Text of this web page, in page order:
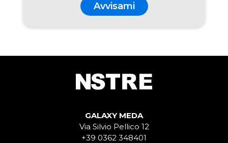
Avvisami
GALAXY MEDA
Via Silvio Pellico 12
+39 0362 348401